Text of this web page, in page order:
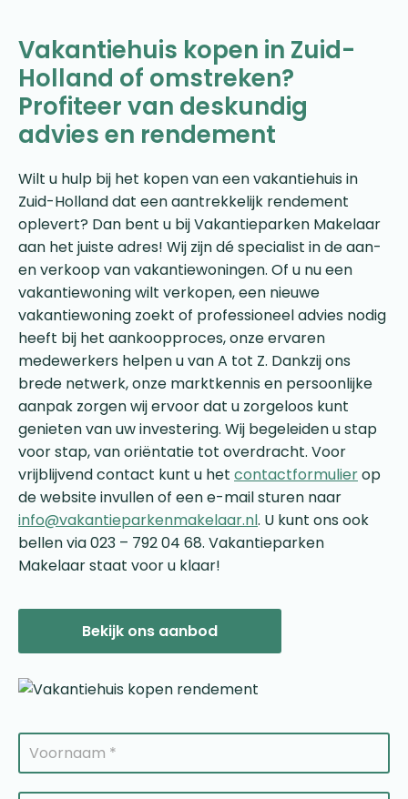
Vakantiehuis kopen in Zuid-
Holland of omstreken?
Profiteer van deskundig
advies en rendement
Wilt u hulp bij het kopen van een vakantiehuis in
Zuid-Holland dat een aantrekkelijk rendement
oplevert? Dan bent u bij Vakantieparken Makelaar
aan het juiste adres! Wij zijn dé specialist in de aan-
en verkoop van vakantiewoningen. Of u nu een
vakantiewoning wilt verkopen, een nieuwe
vakantiewoning zoekt of professioneel advies nodig
heeft bij het aankoopproces, onze ervaren
medewerkers helpen u van A tot Z. Dankzij ons
brede netwerk, onze marktkennis en persoonlijke
aanpak zorgen wij ervoor dat u zorgeloos kunt
genieten van uw investering. Wij begeleiden u stap
voor stap, van oriëntatie tot overdracht. Voor
vrijblijvend contact kunt u het contactformulierop
de website invullen of een e-mail sturen naar
info@vakantieparkenmakelaar.nl. U kunt ons ook
bellen via 023 – 792 04 68. Vakantieparken
Makelaar staat voor u klaar!
Bekijk ons aanbod